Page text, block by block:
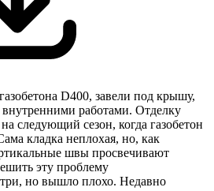
D400, завели под крышу,
внутренними работами. Отделку
следующий сезон, когда газобетон
кладка неплохая, но, как
швы просвечивают
эту проблему
но вышло плохо. Недавно